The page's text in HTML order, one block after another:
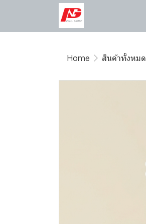
Home สินค้าทั้งหมด